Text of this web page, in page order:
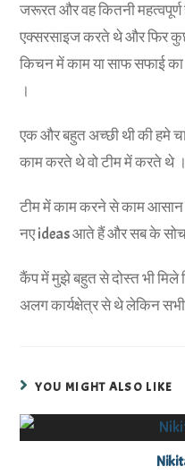
जरूरत और वह कितनी
एक्सरसाइज करते थे और फिर
किचन में काम या साफ सफाई
।
एक और बहुत अच्छी थी की हमे
काम करते थे वो टीम में करते थे ।
टीम में काम करने से काम आसान
नए ideas आते हैं और सब के
कैंप में मुझे बहुत से दोस्त भी
अलग कार्यक्षेत्र से थे लेकिन
YOU MIGHT ALSO LIKE